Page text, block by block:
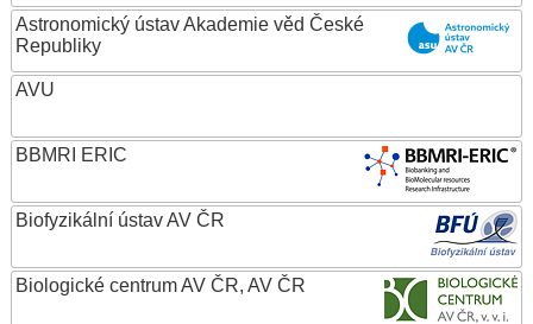
Astronomický ústav Akademie věd České
Republiky
AVU
BBMRI ERIC
Biofyzikální ústav AV ČR
Biologické centrum AV ČR, AV ČR